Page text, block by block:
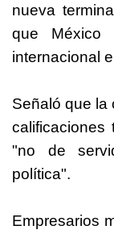
nueva
que México
internacional
Señaló que la
calificaciones
"no de
política".
Empresarios